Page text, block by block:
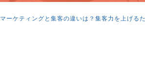
マーケティングと集客の違いは？集客力を上げる